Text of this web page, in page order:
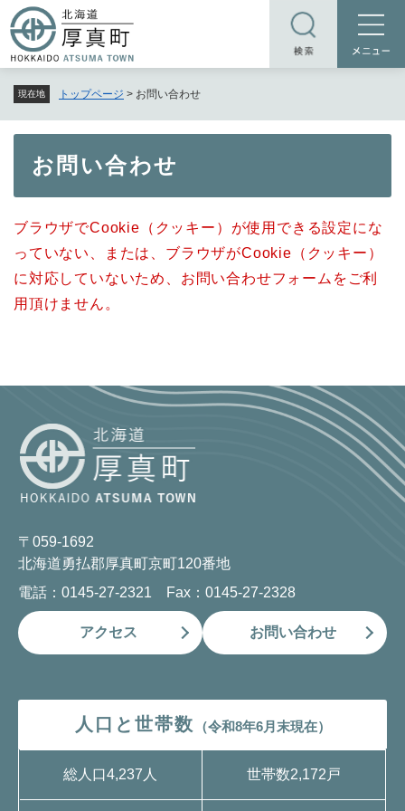
ー
ジ
頭
で
現在地 トップページ > お問い合わせ
お問い合わせ
ブラウザでCookie（クッキー）が使用できる設定にな
っていない、または、ブラウザがCookie（クッキー）
に対応していないため、お問い合わせフォームをご利
用頂けません。
〒059-1692
北海道勇払郡厚真町京町120番地
電話：0145-27-2321 Fax：0145-27-2328
アクセス お問い合わせ
人口と世帯数 （令和8年6月末現在）
総人口4,237人 世帯数2,172戸